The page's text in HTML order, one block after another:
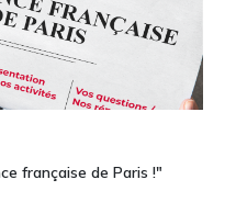
française de Paris !"